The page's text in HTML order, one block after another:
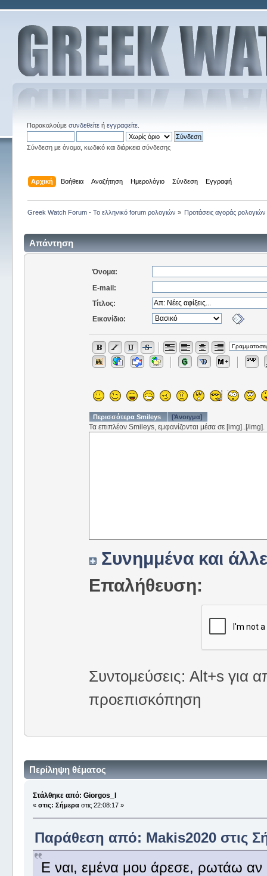
Παρακαλούμε συνδεθείτεή εγγραφείτε.
Σύνδεση με όνομα, κωδικό και διάρκεια σύνδεσης
Αρχική Βοήθεια Αναζήτηση Ημερολόγιο Σύνδεση Εγγραφή
Greek Watch Forum - Το ελληνικό forum ρολογιών » Προτάσεις αγοράς ρολογιών
Απάντηση
Όνομα:
E-mail:
Τίτλος:
Εικονίδιο:
Περισσότερα Smileys [Άνοιγμα]
Τα επιπλέον Smileys, εμφανίζονται μέσα σε [img]..[/img].
Συνημμένα και
Επαλήθευση:
Συντομεύσεις: Alt+s για
προεπισκόπηση
Περίληψη θέματος
Στάλθηκε από: Giorgos_I
« στις: Σήμεραστις 22:08:17 »
Παράθεση από: Makis2020 στις
Ε ναι, εμένα μου άρεσε, ρωτάω αν